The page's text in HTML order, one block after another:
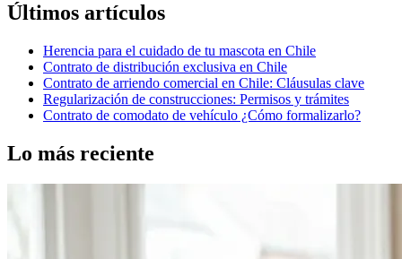
Últimos artículos
Herencia para el cuidado de tu mascota en Chile
Contrato de distribución exclusiva en Chile
Contrato de arriendo comercial en Chile: Cláusulas clave
Regularización de construcciones: Permisos y trámites
Contrato de comodato de vehículo ¿Cómo formalizarlo?
Lo más reciente